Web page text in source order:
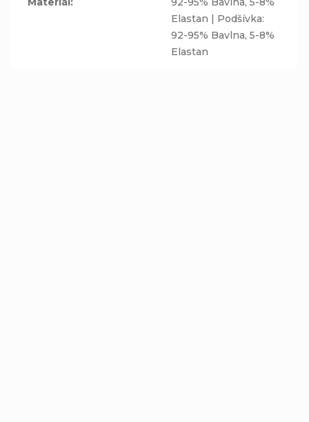
Elastan | Podšívka:
92-95% Bavlna, 5-8%
Elastan